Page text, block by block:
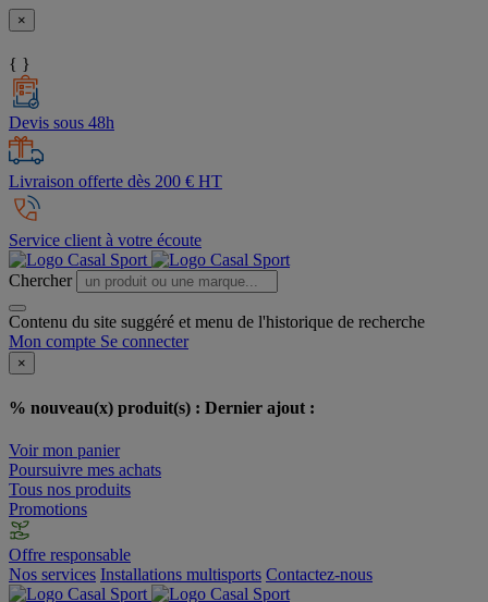
×
{ }
Devis sous 48h
Livraison offerte dès 200 € HT
Service client à votre écoute
Chercher
Contenu du site suggéré et menu de l'historique de recherche
Mon compte Se connecter
×
% nouveau(x) produit(s) : Dernier ajout :
Voir mon panier
Poursuivre mes achats
Tous nos produits
Promotions
Offre responsable
Nos services Installations multisports Contactez-nous